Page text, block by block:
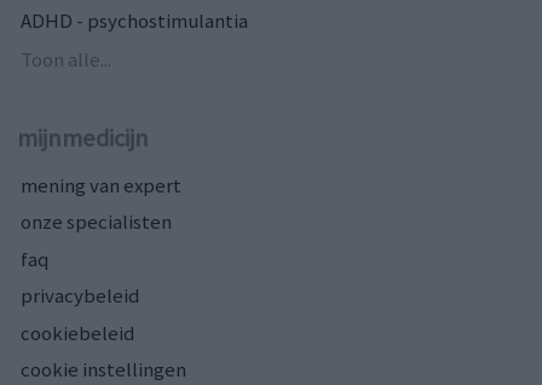
ADHD - psychostimulantia
Toon alle...
mijnmedicijn
mening van expert
onze specialisten
faq
privacybeleid
cookiebeleid
cookie instellingen